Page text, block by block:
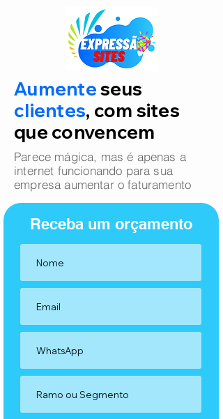
Aumenteseus
clientes, com sites
que convencem
Parece mágica, mas é apenas a
internet funcionando para sua
empresa aumentar o faturamento
Receba um orçamento